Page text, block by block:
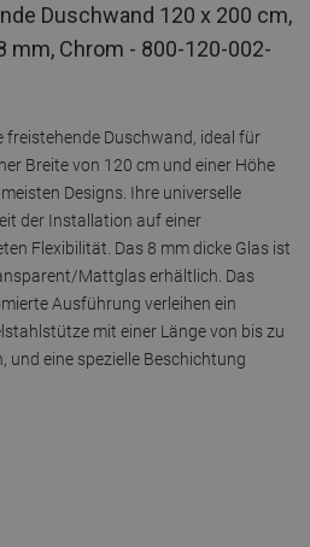
Duschwand 120 x 200 cm,
Chrom - 800-120-002-
freistehende Duschwand, ideal für
Breite von 120 cm und einer Höhe
Designs. Ihre universelle
der Installation auf einer
Flexibilität. Das 8 mm dicke Glas ist
Mattglas erhältlich. Das
Ausführung verleihen ein
mit einer Länge von bis zu
und eine spezielle Beschichtung